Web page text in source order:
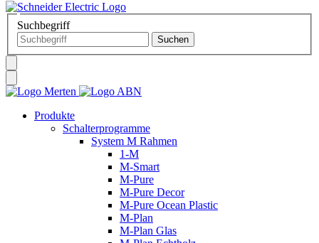
Suchbegriff
Produkte
Schalterprogramme
System M Rahmen
1-M
M-Smart
M-Pure
M-Pure Decor
M-Pure Ocean Plastic
M-Plan
M-Plan Glas